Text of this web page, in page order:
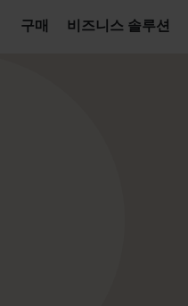
구매 비즈니스 솔루션